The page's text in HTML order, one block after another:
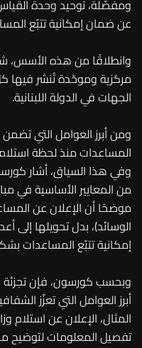
ومفصّلة، توحيد وحدة
عن ضمان إمكانية تتبّع
وانطلاقًا من هذه الأسس،
مركزية وموحّدة تُنشر فيها
الجهات في الدولة اللبنانية.
ومن أبرز العوامل التي
المساعدات منذ لحظة
وفي هذا السياق، أشار
من المعايير الأساسية في
موضحًا أن الإعلان عن
إمكانية تتبّع المساعدات
وبحسب كورسون، فإن
أبرز العوامل التي تعزّز
المثال، الإعلان عن استلام
تفصيل المعلومات لتوضيح